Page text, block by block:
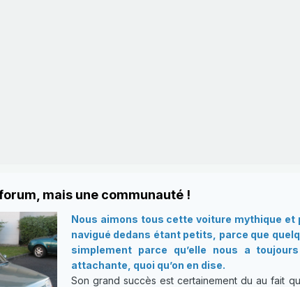
mais une communauté !
Nous aimons tous cette voiture mythique et
navigué dedans étant petits, parce que
simplement parce qu’elle nous a
attachante, quoi qu’on en dise.
Son grand succès est certainement du au fait